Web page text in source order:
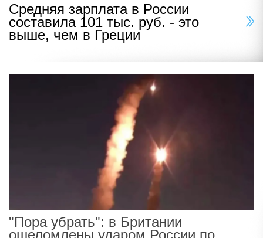
Средняя зарплата в России
составила 101 тыс. руб. - это
выше, чем в Греции
"Пора убрать": в Британии